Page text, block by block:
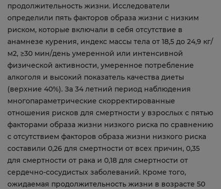
продолжительность жизни. Исследователи
определили пять факторов образа жизни с низким
риском, которые включали в себя отсутствие в
анамнезе курения, индекс массы тела от 18,5 до 24,9 кг/
м2, ≥30 мин/день умеренной или интенсивной
физической активности, умеренное потребление
алкоголя и высокий показатель качества диеты
(верхние 40%). За 34 летний период наблюдения
многопараметрические скорректированные
отношения рисков для смертности у взрослых с пятью
факторами образа жизни низкого риска по сравнению
с отсутствием факторов образа жизни низкого риска
составили 0,26 для смертности от всех причин, 0,35
для смертности от рака и 0,18 для смертности от
сердечно-сосудистых заболеваний. Кроме того,
ожидаемая продолжительность жизни в возрасте 50